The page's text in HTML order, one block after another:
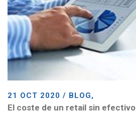
21 OCT 2020 / BLOG,
El coste de un retail sin efectivo